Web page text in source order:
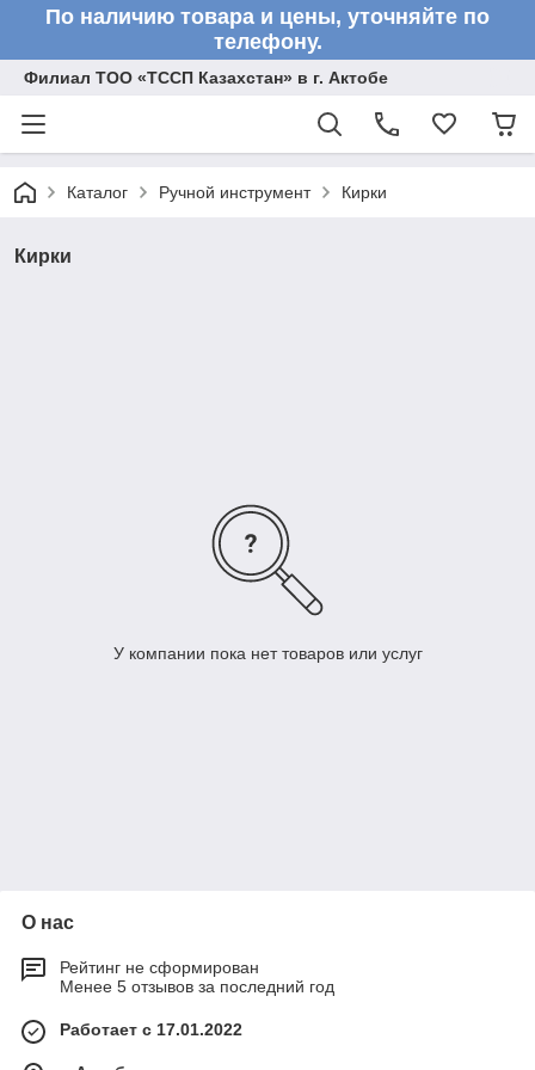
По наличию товара и цены, уточняйте по
телефону.
Филиал ТОО «ТССП Казахстан» в г. Актобе
Каталог Ручной инструмент Кирки
Кирки
У компании пока нет товаров или услуг
О нас
Рейтинг не сформирован
Менее 5 отзывов за последний год
Работает с 17.01.2022